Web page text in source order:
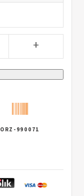
+
ORZ-990071